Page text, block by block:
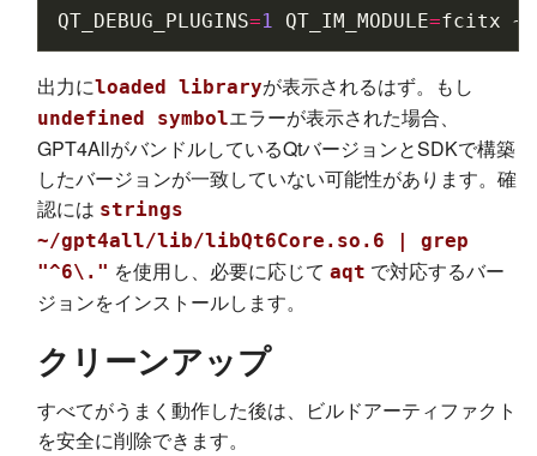
QT_DEBUG_PLUGINS=1 QT_IM_MODULE=fcitx
出力にloaded libraryが表示されるはず。もし
undefined symbolエラーが表示された場合、
GPT4AllがバンドルしているQtバージョンとSDKで構築
したバージョンが一致していない可能性があります。確
認には strings
~/gpt4all/lib/libQt6Core.so.6 | grep
"^6\." を使用し、必要に応じて aqt で対応するバー
ジョンをインストールします。
クリーンアップ
すべてがうまく動作した後は、ビルドアーティファクト
を安全に削除できます。